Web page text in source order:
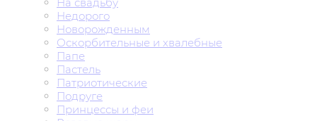
Недорого
Новорожденным
Оскорбительные и хвалебные
Папе
Пастель
Патриотические
Подруге
Принцессы и феи